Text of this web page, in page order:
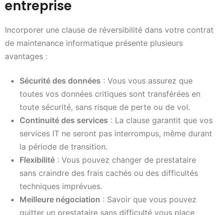
entreprise
Incorporer une clause de réversibilité dans votre contrat
de maintenance informatique présente plusieurs
avantages :
Sécurité des données : Vous vous assurez que
toutes vos données critiques sont transférées en
toute sécurité, sans risque de perte ou de vol.
Continuité des services : La clause garantit que vos
services IT ne seront pas interrompus, même durant
la période de transition.
Flexibilité : Vous pouvez changer de prestataire
sans craindre des frais cachés ou des difficultés
techniques imprévues.
Meilleure négociation : Savoir que vous pouvez
quitter un prestataire sans difficulté vous place